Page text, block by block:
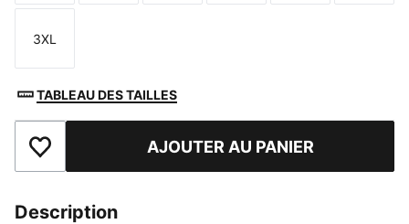
Taille
3XL
TABLEAU DES TAILLES
Ajouter aux favorisAJOUTER AU PANIER
Description